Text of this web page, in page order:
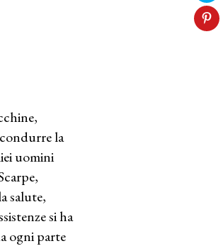
la
uomini
salute,
si ha
ogni parte